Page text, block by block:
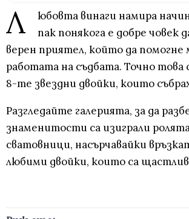
Л
юбовта винаги намира
пак понякога е добре човек
верен приятел, който да помогне
работата на съдбата. Точно това
8-те звездни двойки, които
Разгледайте галерията, за да
знаменитости са изиграли
сватовници, насърчавайки
любими двойки, които са